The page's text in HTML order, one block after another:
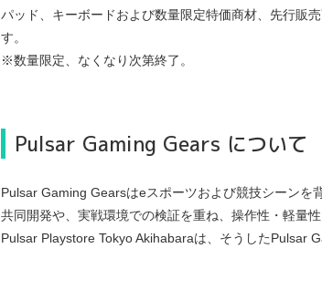
パッド、キーボードおよび数量限定特価商材、先行販
す。
※数量限定、なくなり次第終了。
Pulsar Gaming Gears について
Pulsar Gaming Gearsはeスポーツおよび競技シーンを
共同開発や、実戦環境での検証を重ね、操作性・軽量
Pulsar Playstore Tokyo Akihabaraは、そうしたPulsar